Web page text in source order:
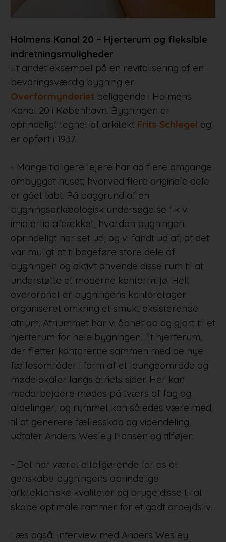
Holmens Kanal 20 – Hjerterum og fleksible
indretningsmuligheder
Et andet eksempel på en revitalisering af en
bevaringsværdig bygning er
Overformynderietbeliggende i Holmens
Kanal 20 i København. Bygningen er
oprindeligt tegnet af arkitekt Frits Schlegel og
er opført i 1937.
- Mange tidligere lejere har ad flere omgange
ombygget huset, hvorved flere originale dele
er gået tabt. På baggrund af en
bygningsarkæologisk undersøgelse fik vi
imidlertid afdækket, hvordan bygningen
oprindeligt har set ud, og vi fandt ud af, at det
var muligt at tilbageføre store dele af
bygningen og aktivt anvende disse rum til at
understøtte et moderne kontormiljø. Helt
overordnet er bygningens kontoretager
organiseret omkring et smukt eksisterende
atrium. Atriummet har vi åbnet op og gjort til et
hjerterum for hele bygningen. Et hjerterum,
der fletter kontorerne sammen med de nye
fællesområder i form af et loungeområde og
mødelokaler langs atriets sider. Her kan
medarbejdere mødes på tværs af fag og
afdelinger, og rummet kan således være med
til at generere fællesskab og videndeling,
udtaler Anders Wesley Hansen og tilføjer:
- Det har været altafgørende for os at
genskabe bygningens oprindelige
arkitektoniske kvaliteter og bruge disse til at
skabe optimale rammer for et godt arbejdsliv.
Læs også: Interview med Anders Wesley